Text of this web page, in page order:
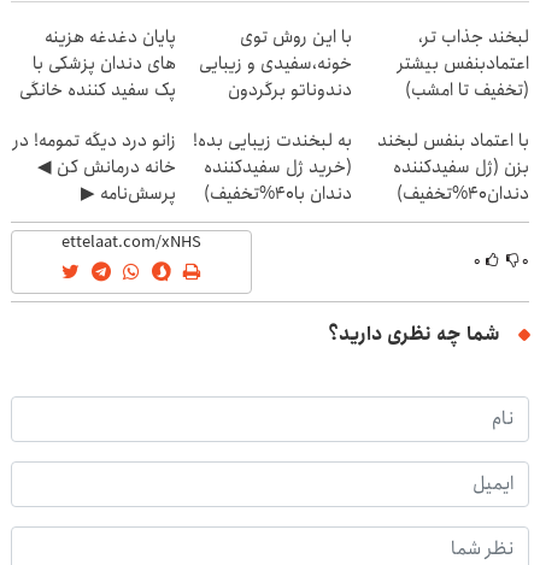
لبخند جذاب تر،
اعتمادبنفس بیشتر
(تخفیف تا امشب)
با این روش توی
خونه،سفیدی و زیبایی
دندوناتو برگردون
پایان دغدغه هزینه
های دندان پزشکی با
پک سفید کننده خانگی
با اعتماد بنفس لبخند
بزن (ژل سفیدکننده
دندان40%تخفیف)
به لبخندت زیبایی بده!
(خرید ژل سفیدکننده
دندان با40%تخفیف)
زانو درد دیگه تمومه! در
خانه درمانش کن ◀
پرسش‌نامه ▶
۰ ۰
شما چه نظری دارید؟